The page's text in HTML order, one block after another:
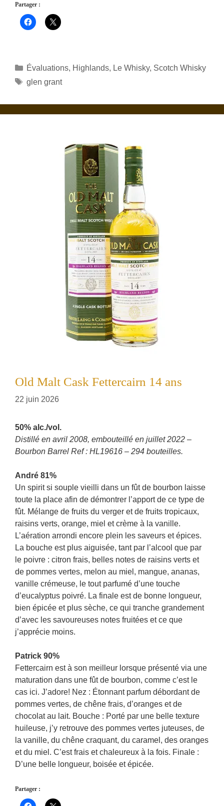
Partager :
Catégories
Évaluations, Highlands, Le Whisky, Scotch Whisky
Étiquettes
glen grant
Old Malt Cask Fettercairn 14 ans
22 juin 2026
50% alc./vol.
Distillé en avril 2008, embouteillé en juillet 2022 –
Bourbon Barrel Ref : HL19616 – 294 bouteilles.
André 81%
Un spirit si souple vieilli dans un fût de bourbon laisse
toute la place afin de démontrer l’apport de ce type de
fût. Mélange de fruits du verger et de fruits tropicaux,
raisins verts, orange, miel et crème à la vanille.
L’aération arrondi encore plein les saveurs et épices.
La bouche est plus aiguisée, tant par l’alcool que par
le poivre : citron frais, belles notes de raisins verts et
de pommes vertes, melon au miel, mangue, ananas,
vanille crémeuse, le tout parfumé d’une touche
d’eucalyptus poivré. La finale est de bonne longueur,
bien épicée et plus sèche, ce qui tranche grandement
d’avec les savoureuses notes fruitées et ce que
j’apprécie moins.
Patrick 90%
Fettercairn est à son meilleur lorsque présenté via une
maturation dans une fût de bourbon, comme c’est le
cas ici. J’adore! Nez : Étonnant parfum débordant de
pommes vertes, de chêne frais, d’oranges et de
chocolat au lait. Bouche : Porté par une belle texture
huileuse, j’y retrouve des pommes vertes juteuses, de
la vanille, du chêne craquant, du caramel, des oranges
et du miel. C’est frais et chaleureux à la fois. Finale :
D’une belle longueur, boisée et épicée.
Partager :